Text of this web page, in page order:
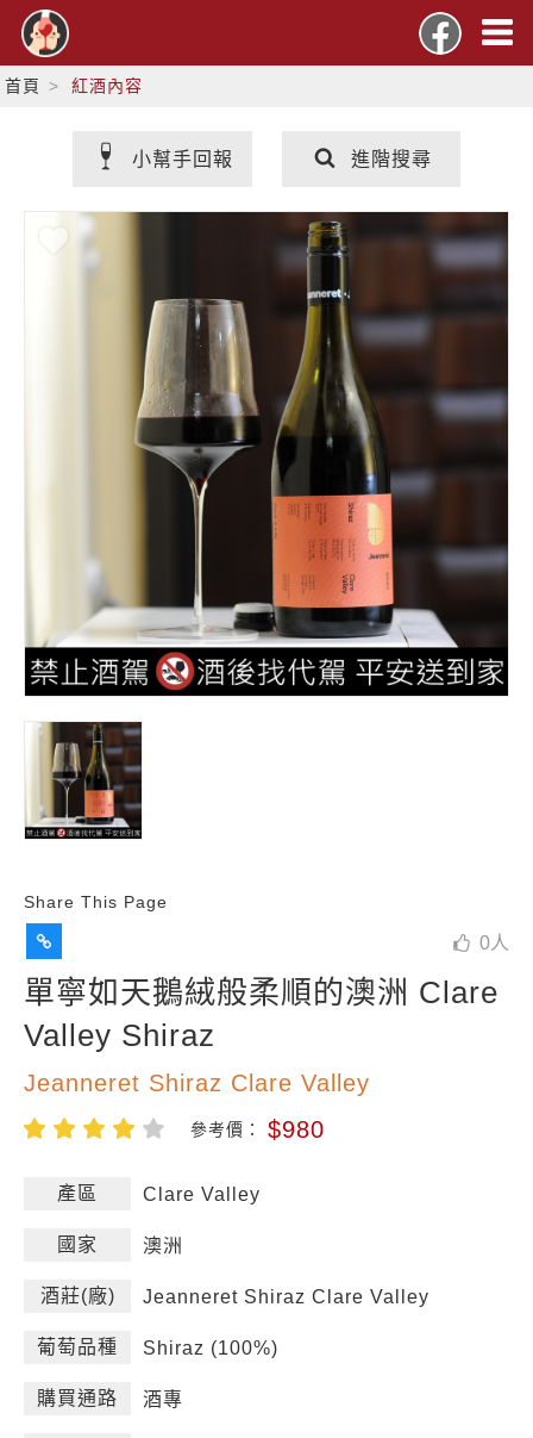
首頁 紅酒內容
小幫手回報 進階搜尋
Share This Page
0人
單寧如天鵝絨般柔順的澳洲 Clare
Valley Shiraz
Jeanneret Shiraz Clare Valley
參考價： $980
產區 Clare Valley
國家 澳洲
酒莊(廠) Jeanneret Shiraz Clare Valley
葡萄品種 Shiraz (100%)
購買通路 酒專